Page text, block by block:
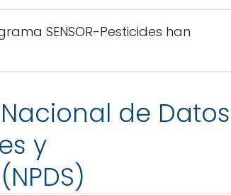
SENSOR-Pesticides han
de Datos
y